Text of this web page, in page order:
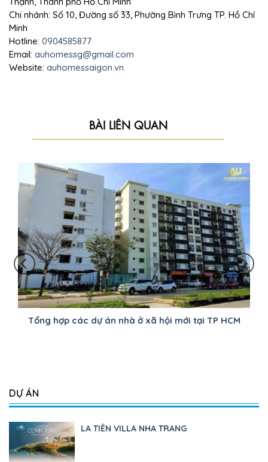
Chi nhánh: Số 10, Đường số 33, Phường Bình Trưng TP. Hồ Chí
Minh
Hotline: 0904585877
Email: auhomessg@gmail.com
Website: auhomessaigon.vn
BÀI LIÊN QUAN
Tổng hợp các dự án nhà ở xã hội mới tại TP HCM
DỰ ÁN
LA TIÊN VILLA NHA TRANG